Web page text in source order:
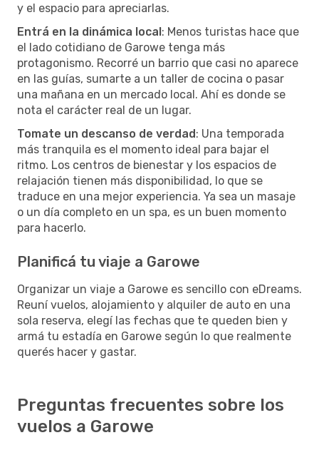
y el espacio para apreciarlas.
Entrá en la dinámica local: Menos turistas hace que
el lado cotidiano de Garowe tenga más
protagonismo. Recorré un barrio que casi no aparece
en las guías, sumarte a un taller de cocina o pasar
una mañana en un mercado local. Ahí es donde se
nota el carácter real de un lugar.
Tomate un descanso de verdad: Una temporada
más tranquila es el momento ideal para bajar el
ritmo. Los centros de bienestar y los espacios de
relajación tienen más disponibilidad, lo que se
traduce en una mejor experiencia. Ya sea un masaje
o un día completo en un spa, es un buen momento
para hacerlo.
Planificá tu viaje a Garowe
Organizar un viaje a Garowe es sencillo con eDreams.
Reuní vuelos, alojamiento y alquiler de auto en una
sola reserva, elegí las fechas que te queden bien y
armá tu estadía en Garowe según lo que realmente
querés hacer y gastar.
Preguntas frecuentes sobre los
vuelos a Garowe